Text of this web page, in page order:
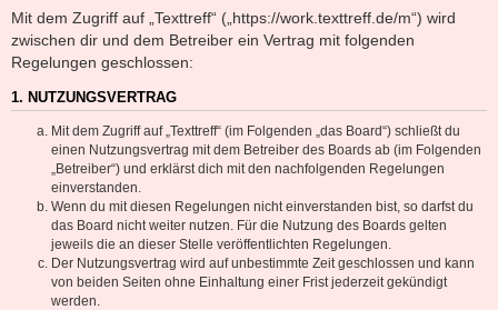
Mit dem Zugriff auf „Texttreff“ („https://work.texttreff.de/m“) wird
zwischen dir und dem Betreiber ein Vertrag mit folgenden
Regelungen geschlossen:
1. NUTZUNGSVERTRAG
Mit dem Zugriff auf „Texttreff“ (im Folgenden „das Board“) schließt du
einen Nutzungsvertrag mit dem Betreiber des Boards ab (im Folgenden
„Betreiber“) und erklärst dich mit den nachfolgenden Regelungen
einverstanden.
Wenn du mit diesen Regelungen nicht einverstanden bist, so darfst du
das Board nicht weiter nutzen. Für die Nutzung des Boards gelten
jeweils die an dieser Stelle veröffentlichten Regelungen.
Der Nutzungsvertrag wird auf unbestimmte Zeit geschlossen und kann
von beiden Seiten ohne Einhaltung einer Frist jederzeit gekündigt
werden.